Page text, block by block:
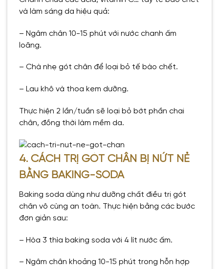
và làm sáng da hiệu quả:
– Ngâm chân 10-15 phút với nước chanh ấm
loãng.
– Chà nhẹ gót chân để loại bỏ tế bào chết.
– Lau khô và thoa kem dưỡng.
Thực hiện 2 lần/tuần sẽ loại bỏ bớt phần chai
chân, đồng thời làm mềm da.
4. CÁCH TRỊ GÓT CHÂN BỊ NỨT NẺ
BẰNG BAKING-SODA
Baking soda dùng như dưỡng chất điều trị gót
chân vô cùng an toàn. Thực hiện bằng các bước
đơn giản sau:
– Hòa 3 thìa baking soda với 4 lít nước ấm.
– Ngâm chân khoảng 10-15 phút trong hỗn hợp